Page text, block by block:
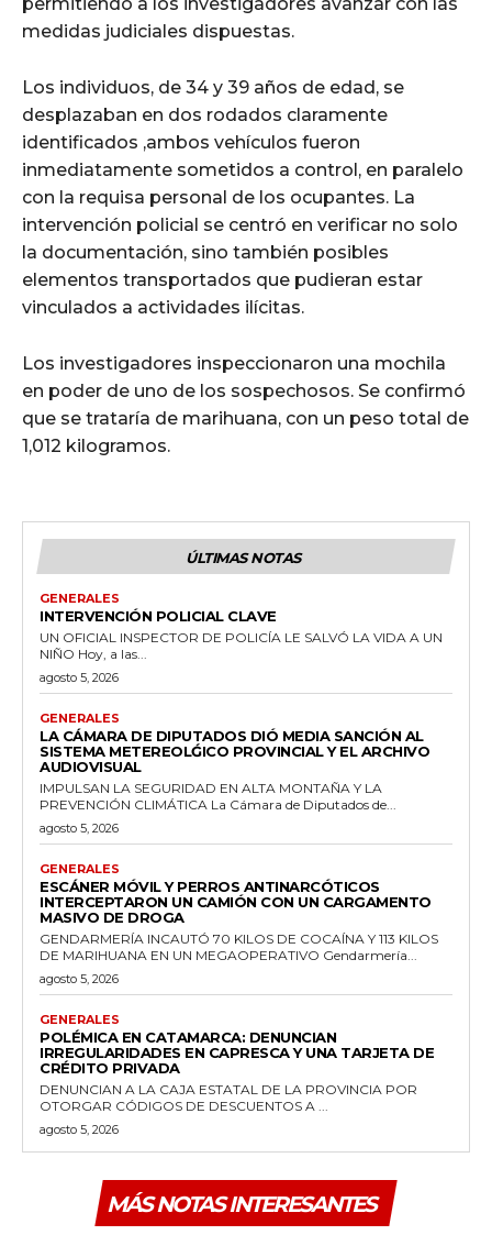
medidas judiciales dispuestas.
Los individuos, de 34 y 39 años de edad, se
desplazaban en dos rodados claramente
identificados ,ambos vehículos fueron
inmediatamente sometidos a control, en paralelo
con la requisa personal de los ocupantes. La
intervención policial se centró en verificar no solo
la documentación, sino también posibles
elementos transportados que pudieran estar
vinculados a actividades ilícitas.
Los investigadores inspeccionaron una mochila
en poder de uno de los sospechosos. Se confirmó
que se trataría de marihuana, con un peso total de
1,012 kilogramos.
ÚLTIMAS NOTAS
GENERALES
INTERVENCIÓN POLICIAL CLAVE
UN OFICIAL INSPECTOR DE POLICÍA LE SALVÓ LA VIDA A UN
NIÑO Hoy, a las...
agosto 5, 2026
GENERALES
LA CÁMARA DE DIPUTADOS DIÓ MEDIA SANCIÓN AL
SISTEMA METEREOLǴICO PROVINCIAL Y EL ARCHIVO
AUDIOVISUAL
IMPULSAN LA SEGURIDAD EN ALTA MONTAÑA Y LA
PREVENCIÓN CLIMÁTICA La Cámara de Diputados de...
agosto 5, 2026
GENERALES
ESCÁNER MÓVIL Y PERROS ANTINARCÓTICOS
INTERCEPTARON UN CAMIÓN CON UN CARGAMENTO
MASIVO DE DROGA
GENDARMERÍA INCAUTÓ 70 KILOS DE COCAÍNA Y 113 KILOS
DE MARIHUANA EN UN MEGAOPERATIVO Gendarmería...
agosto 5, 2026
GENERALES
POLÉMICA EN CATAMARCA: DENUNCIAN
IRREGULARIDADES EN CAPRESCA Y UNA TARJETA DE
CRÉDITO PRIVADA
DENUNCIAN A LA CAJA ESTATAL DE LA PROVINCIA POR
OTORGAR CÓDIGOS DE DESCUENTOS A ...
agosto 5, 2026
MÁS NOTAS INTERESANTES